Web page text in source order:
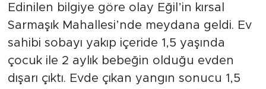
Edinilen bilgiye göre olay Eğil’in kırsal
Sarmaşık Mahallesi’nde meydana geldi. Ev
sahibi sobayı yakıp içeride 1,5 yaşında
çocuk ile 2 aylık bebeğin olduğu evden
dışarı çıktı. Evde çıkan yangın sonucu 1,5